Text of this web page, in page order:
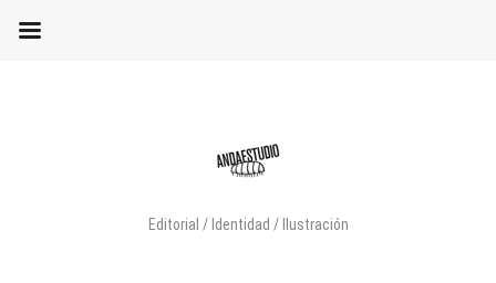
Editorial / Identidad / Ilustración